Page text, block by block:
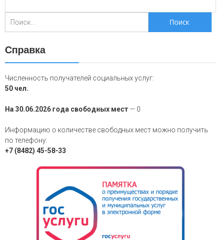
для:
Справка
Численность получателей социальных услуг:
50 чел.
На 30.06.2026 года свободных мест — 0
Информацию о количестве свободных мест можно получить
по телефону:
+7 (8482) 45-58-33